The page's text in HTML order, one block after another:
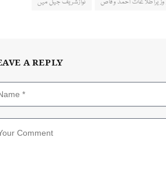
وزیراطلاعات احمد وقاص نوازشریف جیل میں
A REPLY